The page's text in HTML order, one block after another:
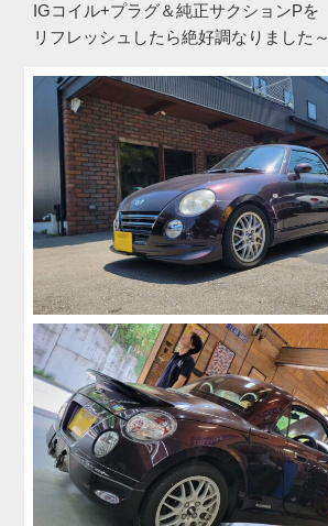
IGコイル+プラグ＆純正サクションPを
リフレッシュしたら絶好調なりました～